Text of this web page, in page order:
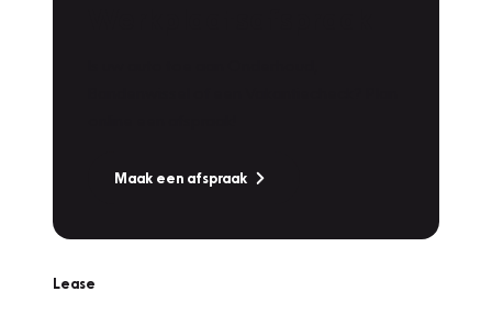
Maak een afspraak
Lease